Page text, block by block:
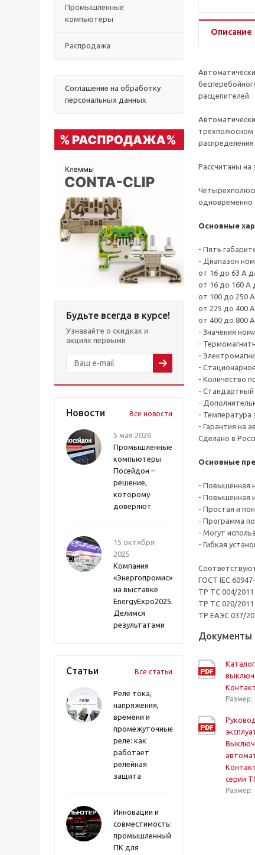
Промышленные
компьютеры
Распродажа
Соглашение на обработку
персональных данных
Будьте всегда в курсе!
Узнавайте о скидках и
акциях первыми
Новости Все новости
5 мая 2026
Промышленные
компьютеры
Посейдон –
решение,
которому
доверяют
15 октября
2025
Компания
«Энергопромис»
на выставке
EnergyExpo2025.
Делимся
результатами
Статьи Все статьи
Реле тока,
напряжения,
времени и
промежуточные
реле: как
работает
релейная
защита
Инновации и
совместимость:
промышленный
ПК для
Описание
расцепителей.
трехполюсном
Рассчитаны на
одновременно
Основные
- Пять
- Диапазон
от 16 до 63 А
от 16 до 160 А
от 100 до 250
от 225 до 400
от 400 до 800
- Значения
-
-
-
- Количество
- Стандартный
-
- Температура
- Гарантия на
Сделано в
Основные
- Повышенная
- Повышенная
- Простая и
- Программа
- Могут
- Гибкая
ГОСТ IEC
ТР ТС 004/2011
ТР ТС 020/2011
ТР ЕАЭС 037/
Документы
Размер:
серии
Размер: